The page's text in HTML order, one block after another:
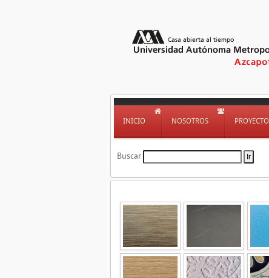
INICIO NOSOTROS PROYECTO
Buscar